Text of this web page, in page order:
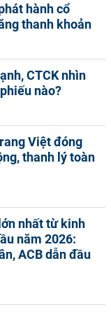
hành cổ
thanh khoản
CTCK nhìn
nào?
Việt đóng
thanh lý toàn
nhất từ kinh
năm 2026:
ACB dẫn đầu